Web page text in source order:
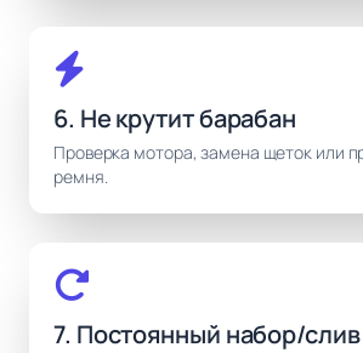
6. Не крутит барабан
Проверка мотора, замена щеток или
ремня.
7. Постоянный набор/слив